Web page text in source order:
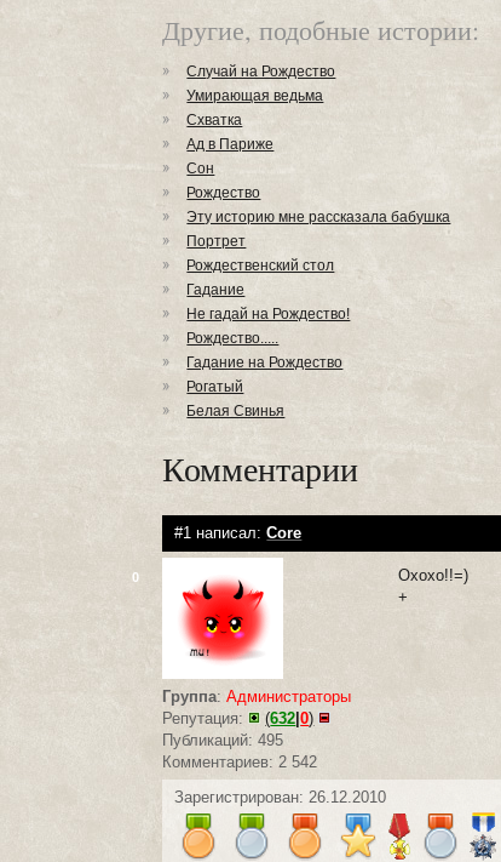
Другие, подобные истории:
Случай на Рождество
Умирающая ведьма
Схватка
Ад в Париже
Сон
Рождество
Эту историю мне рассказала бабушка
Портрет
Рождественский стол
Гадание
Не гадай на Рождество!
Рождество.....
Гадание на Рождество
Рогатый
Белая Свинья
Комментарии
#1 написал:Core
0
Группа:Администраторы
Репутация:
(632 |0)
Публикаций: 495
Комментариев: 2 542
Охохо!!=)
+
Зарегистрирован: 26.12.2010